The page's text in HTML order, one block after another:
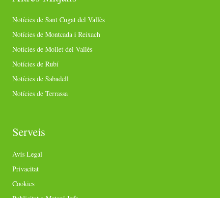
Notícies de Sant Cugat del Vallès
Notícies de Montcada i Reixach
Notícies de Mollet del Vallès
Notícies de Rubí
Notícies de Sabadell
Notícies de Terrassa
Serveis
Avís Legal
Privacitat
Cookies